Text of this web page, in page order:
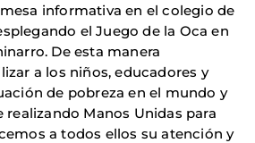
informativa en el colegio de
el Juego de la Oca en
De esta manera
a los niños, educadores y
de pobreza en el mundo y
realizando Manos Unidas para
a todos ellos su atención y